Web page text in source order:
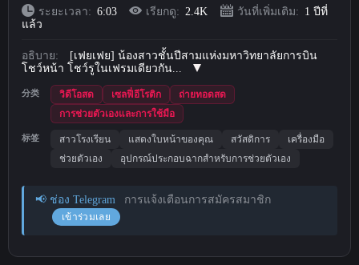
เข้าสู่ระบบ
ลงทะเบียน
(4) ระยะเวลา: 6:03 เรียกดู: 2.4K วันที่เพิ่มเติม: 1 ปีที่
แล้ว
อธิบาย:
[เฟยเฟย] น้องสาวชั้นปีสามแห่งมหาวิทยาลัยการบิน
โชว์หน้า โชว์รูในเฟรมเดียวกัน...
分类 วิดีโอสด เซลฟี่อีโรติก
ถ่ายทอดสด
การช่วยตัวเองและการใช้มือ
标签 สาวโรงเรียน แสดงใบหน้าของคุณ สวัสดิการ
เครื่องมือ
ช่วยตัวเอง
อุปกรณ์ประกอบฉากสำหรับการช่วยตัวเอง
📢 ช่อง Telegram การแจ้งเตือนการสมัครสมาชิก
เข้าร่วมเลย